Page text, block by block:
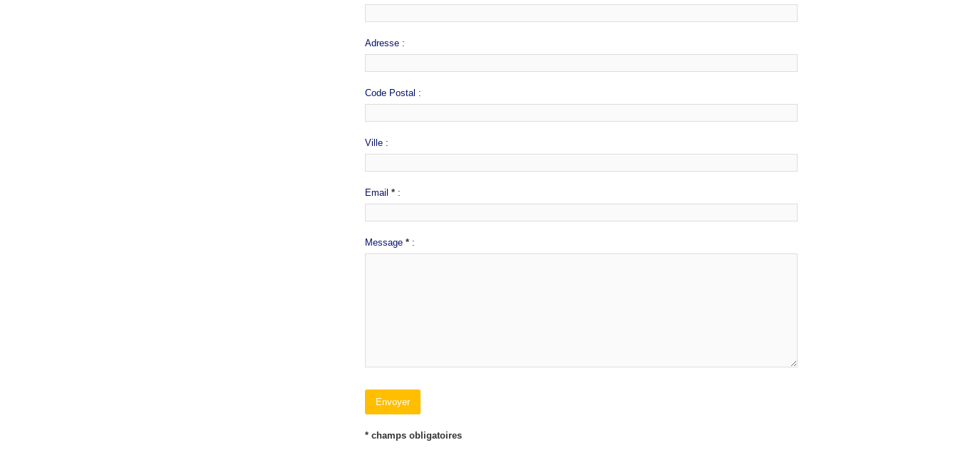
Adresse :
Code Postal :
Ville :
Email * :
Message * :
* champs obligatoires